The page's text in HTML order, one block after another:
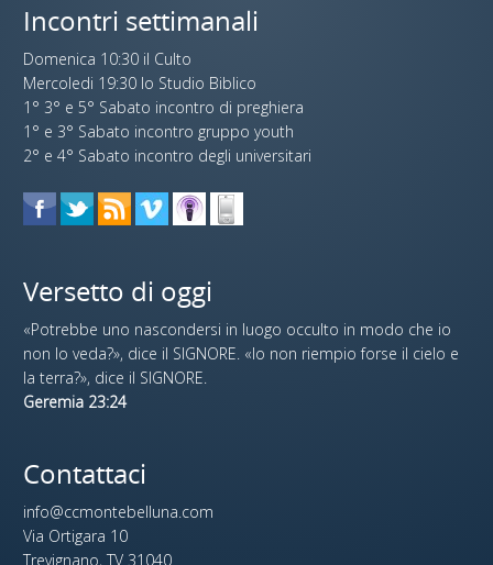
Incontri settimanali
Domenica 10:30 il Culto
Mercoledi 19:30 lo Studio Biblico
1° 3° e 5° Sabato incontro di preghiera
1° e 3° Sabato incontro gruppo youth
2° e 4° Sabato incontro degli universitari
Versetto di oggi
«Potrebbe uno nascondersi in luogo occulto in modo che io
non lo veda?», dice il SIGNORE. «Io non riempio forse il cielo e
la terra?», dice il SIGNORE.
Geremia 23:24
Contattaci
info@ccmontebelluna.com
Via Ortigara 10
Trevignano, TV 31040